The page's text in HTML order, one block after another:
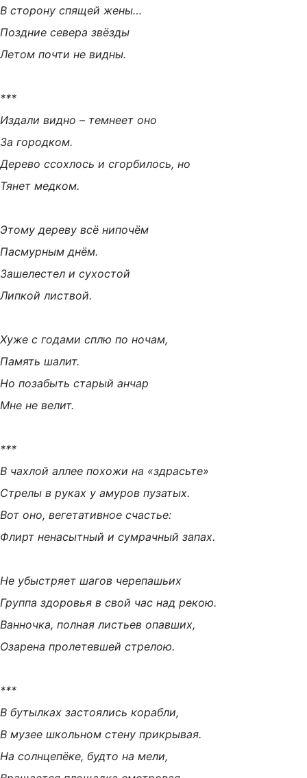
В сторону спящей жены…
Поздние севера звёзды
Летом почти не видны.
***
Издали видно – темнеет оно
За городком.
Дерево ссохлось и сгорбилось, но
Тянет медком.
Этому дереву всё нипочём
Пасмурным днём.
Зашелестел и сухостой
Липкой листвой.
Хуже с годами сплю по ночам,
Память шалит.
Но позабыть старый анчар
Мне не велит.
***
В чахлой аллее похожи на «здрасьте»
Стрелы в руках у амуров пузатых.
Вот оно, вегетативное счастье:
Флирт ненасытный и сумрачный запах.
Не убыстряет шагов черепашьих
Группа здоровья в свой час над рекою.
Ванночка, полная листьев опавших,
Озарена пролетевшей стрелою.
***
В бутылках застоялись корабли,
В музее школьном стену прикрывая.
На солнцепёке, будто на мели,